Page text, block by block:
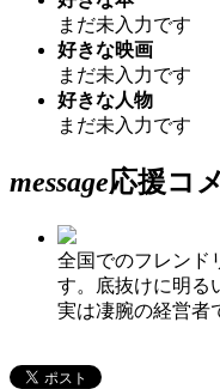
まだ未入力です
好きな映画
まだ未入力です
好きな人物
まだ未入力です
message応援コ
全国でのフレンド
す。底抜けに明る
実は凄腕の経営者